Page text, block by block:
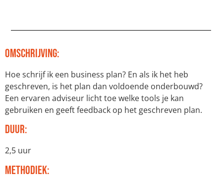
Omschrijving:
Hoe schrijf ik een business plan? En als ik het heb
geschreven, is het plan dan voldoende onderbouwd?
Een ervaren adviseur licht toe welke tools je kan
gebruiken en geeft feedback op het geschreven plan.
Duur:
2,5 uur
Methodiek: